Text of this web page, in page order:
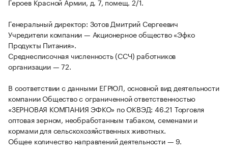
Героев Красной Армии, д. 7, помещ. 2/1.
Генеральный директор: Зотов Дмитрий Сергеевич
Учредители компании — Акционерное общество «Эфко
Продукты Питания».
Среднесписочная численность (ССЧ) работников
организации — 72.
В соответствии с данными ЕГРЮЛ, основной вид деятельности
компании Общество с ограниченной ответственностью
«ЗЕРНОВАЯ КОМПАНИЯ ЭФКО» по ОКВЭД: 46.21 Торговля
оптовая зерном, необработанным табаком, семенами и
кормами для сельскохозяйственных животных.
Общее количество направлений деятельности — 9.